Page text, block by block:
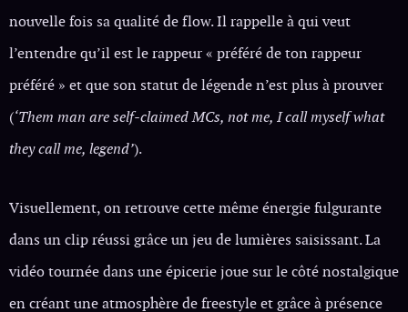
nouvelle fois sa qualité de flow. Il rappelle à qui veut
l’entendre qu’il est le rappeur « préféré de ton rappeur
préféré » et que son statut de légende n’est plus à prouver
(‘Them man are self-claimed MCs, not me, I call myself what
they call me, legend’).
Visuellement, on retrouve cette même énergie fulgurante
dans un clip réussi grâce un jeu de lumières saisissant. La
vidéo tournée dans une épicerie joue sur le côté nostalgique
en créant une atmosphère de freestyle et grâce à présence